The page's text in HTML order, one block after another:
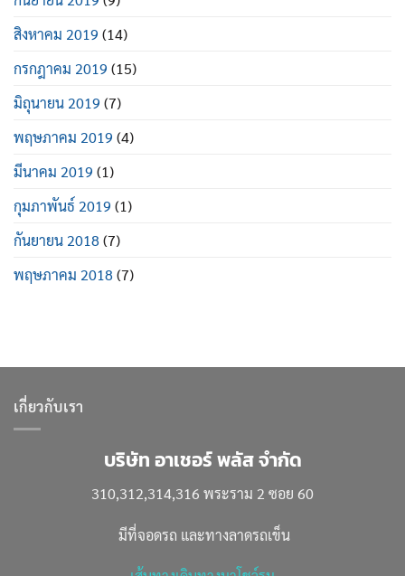
สิงหาคม 2019 (14)
กรกฎาคม 2019 (15)
มิถุนายน 2019 (7)
พฤษภาคม 2019 (4)
มีนาคม 2019 (1)
กุมภาพันธ์ 2019 (1)
กันยายน 2018(7)
พฤษภาคม 2018(7)
เกี่ยวกับเรา
บริษัท อาเชอร์ พลัส จำกัด
310,312,314,316 พระราม 2 ซอย 60
มีที่จอดรถ และทางลาดรถเข็น